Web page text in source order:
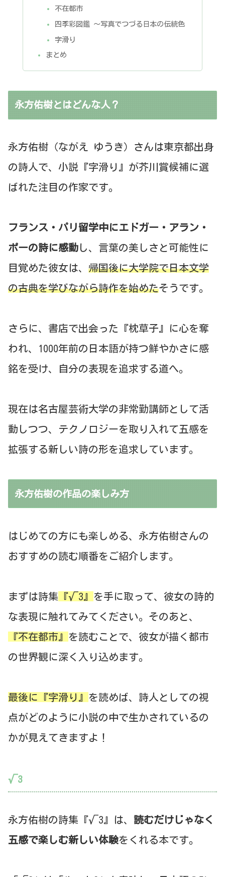
不在都市
四季彩図鑑 〜写真でつづる日本の伝統色
字滑り
まとめ
永方佑樹とはどんな人？
永方佑樹（ながえ ゆうき）さんは東京都出身
の詩人で、小説『字滑り』が芥川賞候補に選
ばれた注目の作家です。
フランス・パリ留学中にエドガー・アラン・
ポーの詩に感動 し、言葉の美しさと可能性に
目覚めた彼女は、 帰国後に大学院で日本文学
の古典を学びながら詩作を始めたそうです。
さらに、書店で出会った『枕草子』に心を奪
われ、1000年前の日本語が持つ鮮やかさに感
銘を受け、自分の表現を追求する道へ。
現在は名古屋芸術大学の非常勤講師として活
動しつつ、テクノロジーを取り入れて五感を
拡張する新しい詩の形を追求しています。
永方佑樹の作品の楽しみ方
はじめての方にも楽しめる、永方佑樹さんの
おすすめの読む順番をご紹介します。
まずは詩集 『√3』 を手に取って、彼女の詩的
な表現に触れてみてください。そのあと、
『不在都市』 を読むことで、彼女が描く都市
の世界観に深く入り込めます。
最後に『字滑り』 を読めば、詩人としての視
点がどのように小説の中で生かされているの
かが見えてきますよ！
√3
永方佑樹の詩集『√3』は、 読むだけじゃなく
五感で楽しむ新しい体験をくれる本です。